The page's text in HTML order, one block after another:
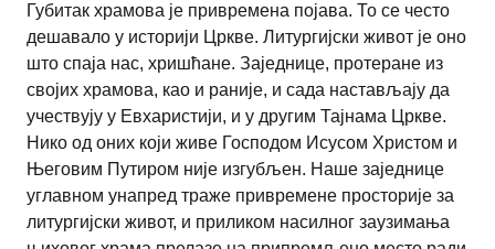
Губитак храмова је привремена појава. То се често
дешавало у историји Цркве. Литургијски живот је оно
што спаја нас, хришћане. Заједнице, протеране из
својих храмова, као и раније, и сада настављају да
учествују у Евхаристији, и у другим Тајнама Цркве.
Нико од оних који живе Господом Исусом Христом и
Његовим Путиром није изгубљен. Наше заједнице
углавном унапред траже привремене просторије за
литургијски живот, и приликом насилног заузимања